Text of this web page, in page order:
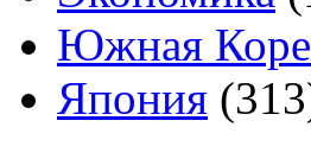
Южная
Япония